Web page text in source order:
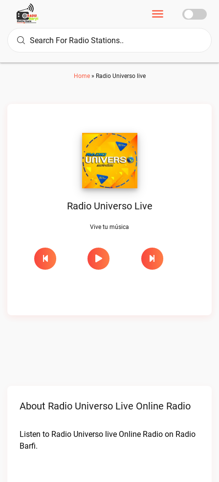
Home» Radio Universo live
Radio Universo Live
Vive tu música
About Radio Universo Live Online Radio
Listen to Radio Universo live Online Radio on Radio
Barfi.